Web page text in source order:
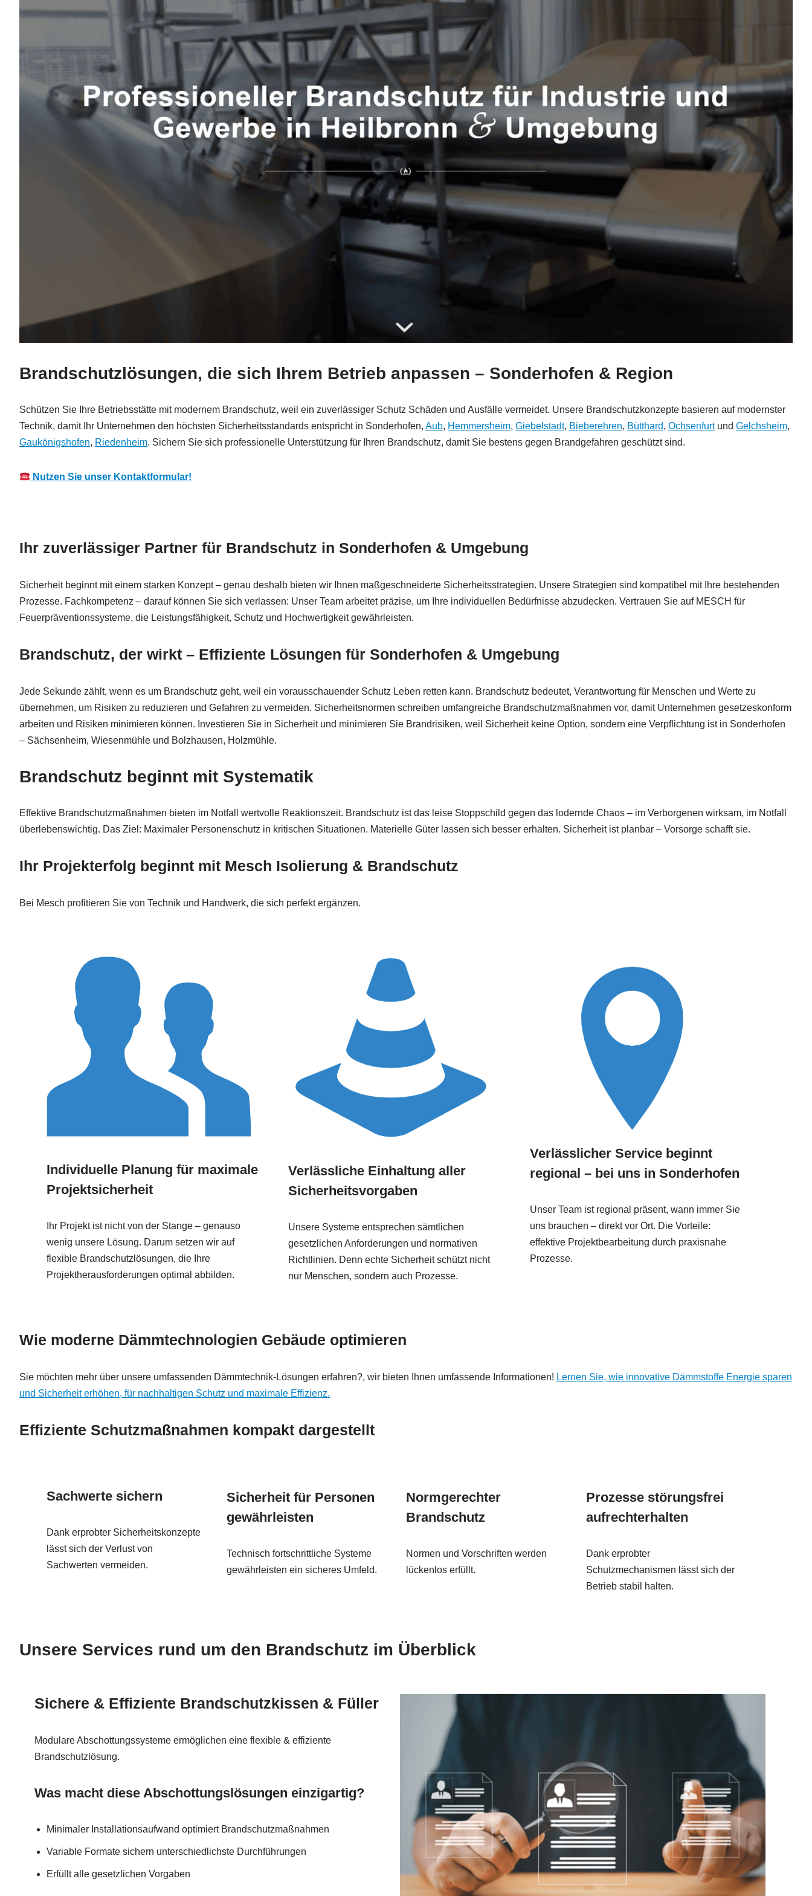
Brandschutzlösungen, die sich Ihrem Betrieb anpassen – Sonderhofen & Region
Schützen Sie Ihre Betriebsstätte mit modernem Brandschutz, weil ein zuverlässiger Schutz Schäden und Ausfälle vermeidet. Unsere Brandschutzkonzepte basieren auf modernster
Technik, damit Ihr Unternehmen den höchsten Sicherheitsstandards entspricht in Sonderhofen, Aub, Hemmersheim, Giebelstadt, Bieberehren, Bütthard, Ochsenfurtund Gelchsheim,
Gaukönigshofen, Riedenheim. Sichern Sie sich professionelle Unterstützung für Ihren Brandschutz, damit Sie bestens gegen Brandgefahren geschützt sind.
Nutzen Sie unser Kontaktformular!
Ihr zuverlässiger Partner für Brandschutz in Sonderhofen & Umgebung
Sicherheit beginnt mit einem starken Konzept – genau deshalb bieten wir Ihnen maßgeschneiderte Sicherheitsstrategien. Unsere Strategien sind kompatibel mit Ihre bestehenden
Prozesse. Fachkompetenz – darauf können Sie sich verlassen: Unser Team arbeitet präzise, um Ihre individuellen Bedürfnisse abzudecken. Vertrauen Sie auf MESCH für
Feuerpräventionssysteme, die Leistungsfähigkeit, Schutz und Hochwertigkeit gewährleisten.
Brandschutz, der wirkt – Effiziente Lösungen für Sonderhofen & Umgebung
Jede Sekunde zählt, wenn es um Brandschutz geht, weil ein vorausschauender Schutz Leben retten kann. Brandschutz bedeutet, Verantwortung für Menschen und Werte zu
übernehmen, um Risiken zu reduzieren und Gefahren zu vermeiden. Sicherheitsnormen schreiben umfangreiche Brandschutzmaßnahmen vor, damit Unternehmen gesetzeskonform
arbeiten und Risiken minimieren können. Investieren Sie in Sicherheit und minimieren Sie Brandrisiken, weil Sicherheit keine Option, sondern eine Verpflichtung ist in Sonderhofen
– Sächsenheim, Wiesenmühle und Bolzhausen, Holzmühle.
Brandschutz beginnt mit Systematik
Effektive Brandschutzmaßnahmen bieten im Notfall wertvolle Reaktionszeit. Brandschutz ist das leise Stoppschild gegen das lodernde Chaos – im Verborgenen wirksam, im Notfall
überlebenswichtig. Das Ziel: Maximaler Personenschutz in kritischen Situationen. Materielle Güter lassen sich besser erhalten. Sicherheit ist planbar – Vorsorge schafft sie.
Ihr Projekterfolg beginnt mit Mesch Isolierung & Brandschutz
Bei Mesch profitieren Sie von Technik und Handwerk, die sich perfekt ergänzen.
Individuelle Planung für maximale
Projektsicherheit
Ihr Projekt ist nicht von der Stange – genauso
wenig unsere Lösung. Darum setzen wir auf
flexible Brandschutzlösungen, die Ihre
Projektherausforderungen optimal abbilden.
Verlässliche Einhaltung aller
Sicherheitsvorgaben
Unsere Systeme entsprechen sämtlichen
gesetzlichen Anforderungen und normativen
Richtlinien. Denn echte Sicherheit schützt nicht
nur Menschen, sondern auch Prozesse.
Verlässlicher Service beginnt
regional – bei uns in Sonderhofen
Unser Team ist regional präsent, wann immer Sie
uns brauchen – direkt vor Ort. Die Vorteile:
effektive Projektbearbeitung durch praxisnahe
Prozesse.
Wie moderne Dämmtechnologien Gebäude optimieren
Sie möchten mehr über unsere umfassenden Dämmtechnik-Lösungen erfahren?, wir bieten Ihnen umfassende Informationen! Lernen Sie, wie innovative Dämmstoffe Energie sparen
und Sicherheit erhöhen, für nachhaltigen Schutz und maximale Effizienz.
Effiziente Schutzmaßnahmen kompakt dargestellt
Sachwerte sichern
Dank erprobter Sicherheitskonzepte
lässt sich der Verlust von
Sachwerten vermeiden.
Sicherheit für Personen
gewährleisten
Technisch fortschrittliche Systeme
gewährleisten ein sicheres Umfeld.
Normgerechter
Brandschutz
Normen und Vorschriften werden
lückenlos erfüllt.
Prozesse störungsfrei
aufrechterhalten
Dank erprobter
Schutzmechanismen lässt sich der
Betrieb stabil halten.
Unsere Services rund um den Brandschutz im Überblick
Sichere & Effiziente Brandschutzkissen & Füller
Modulare Abschottungssysteme ermöglichen eine flexible & effiziente
Brandschutzlösung.
Was macht diese Abschottungslösungen einzigartig?
Minimaler Installationsaufwand optimiert Brandschutzmaßnahmen
Variable Formate sichern unterschiedlichste Durchführungen
Erfüllt alle gesetzlichen Vorgaben